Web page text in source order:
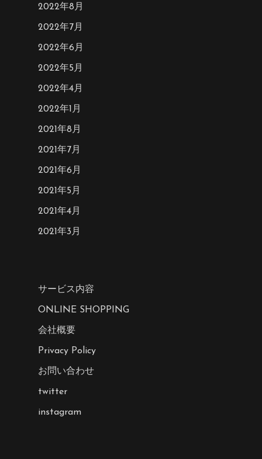
2022年8月
2022年7月
2022年6月
2022年5月
2022年4月
2022年1月
2021年8月
2021年7月
2021年6月
2021年5月
2021年4月
2021年3月
サービス内容
ONLINE SHOPPING
会社概要
Privacy Policy
お問い合わせ
twitter
instagram